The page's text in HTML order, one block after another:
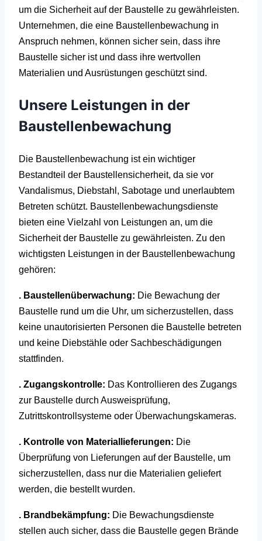
um die Sicherheit auf der Baustelle zu gewährleisten.
Unternehmen, die eine Baustellenbewachung in
Anspruch nehmen, können sicher sein, dass ihre
Baustelle sicher ist und dass ihre wertvollen
Materialien und Ausrüstungen geschützt sind.
Unsere Leistungen in der
Baustellenbewachung
Die Baustellenbewachung ist ein wichtiger
Bestandteil der Baustellensicherheit, da sie vor
Vandalismus, Diebstahl, Sabotage und unerlaubtem
Betreten schützt. Baustellenbewachungsdienste
bieten eine Vielzahl von Leistungen an, um die
Sicherheit der Baustelle zu gewährleisten. Zu den
wichtigsten Leistungen in der Baustellenbewachung
gehören:
. Baustellenüberwachung: Die Bewachung der
Baustelle rund um die Uhr, um sicherzustellen, dass
keine unautorisierten Personen die Baustelle betreten
und keine Diebstähle oder Sachbeschädigungen
stattfinden.
. Zugangskontrolle: Das Kontrollieren des Zugangs
zur Baustelle durch Ausweisprüfung,
Zutrittskontrollsysteme oder Überwachungskameras.
. Kontrolle von Materiallieferungen: Die
Überprüfung von Lieferungen auf der Baustelle, um
sicherzustellen, dass nur die Materialien geliefert
werden, die bestellt wurden.
. Brandbekämpfung: Die Bewachungsdienste
stellen auch sicher, dass die Baustelle gegen Brände